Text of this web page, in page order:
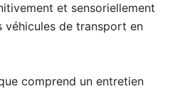
et sensoriellement
véhicules de transport en
comprend un entretien